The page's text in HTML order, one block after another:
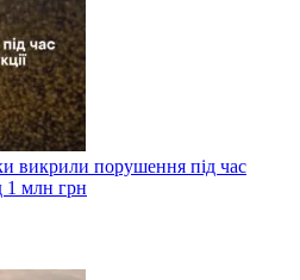
викрили порушення під час
1 млн грн